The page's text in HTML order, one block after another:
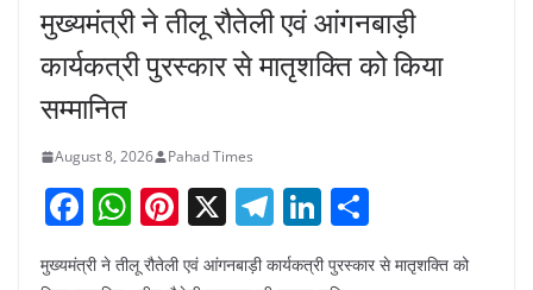
मुख्यमंत्री ने तीलू रौतेली एवं आंगनबाड़ी
कार्यकत्री पुरस्कार से मातृशक्ति को किया
सम्मानित
August 8, 2026 Pahad Times
F
a
W
h
Pi
nt
X T
el
Li
n h
मुख्यमंत्री ने तीलू रौतेली एवं आंगनबाड़ी कार्यकत्री पुरस्कार से मातृशक्ति को